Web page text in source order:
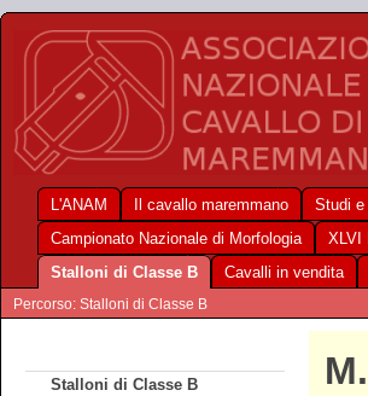
L'ANAM Il cavallo maremmano Studi
Campionato Nazionale di Morfologia
XLVI
Stalloni di Classe B
Cavalli in vendita
Percorso: Stalloni di Classe B
Stalloni di Classe B